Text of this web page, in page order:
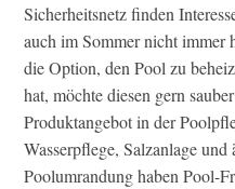
Sicherheitsnetz finden
auch im Sommer nicht immer
die Option, den Pool zu
hat, möchte diesen gern
Produktangebot in der
Wasserpflege, Salzanlage
Poolumrandung haben Pool-